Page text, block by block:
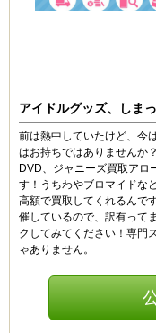
アイドルグッズ、しま
前は熱中していたけど、今
はお持ちではありませんか
DVD、ジャニーズ買取アロ
す！うちわやブロマイドな
高額で買取してくれるんで
催しているので、訳有って
クしてみてください！専門
ゃありません。